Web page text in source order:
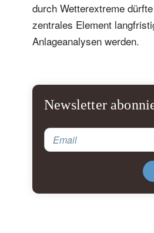
durch Wetterextreme
zentrales Element
Anlageanalysen werden.
Newsletter
Email